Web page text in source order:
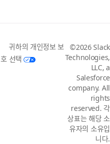
귀하의 개인정보 보
호 선택
©2026 Slack
Technologies,
LLC, a
Salesforce
company. All
rights
reserved. 각
상표는 해당 소
유자의 소유입
니다.